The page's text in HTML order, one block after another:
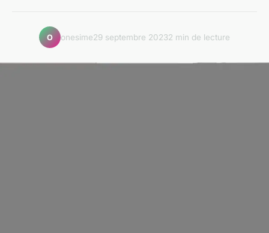
O onesime29 septembre 20232 min de lecture